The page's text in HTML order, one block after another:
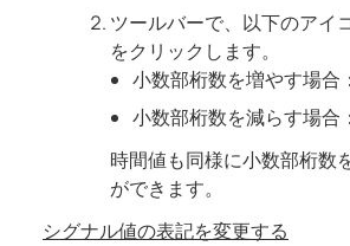
ツールバーで、以下のアイ
をクリックします。
小数部桁数を増やす場合：
小数部桁数を減らす場合：
時間値も同様に小数部桁数
ができます。
シグナル値の表記を変更する